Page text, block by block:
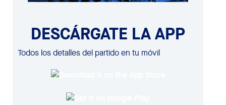
DESCÁRGATE LA APP
Todos los detalles del partido en tu móvil